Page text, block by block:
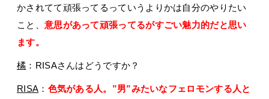
かされてて頑張ってるっていうよりかは自分のやりたい
こと、 意思があって頑張ってるがすごい魅力的だと思い
ます。
橘 ：RISAさんはどうですか？
RISA ： 色気がある人。”男”みたいなフェロモンする人と